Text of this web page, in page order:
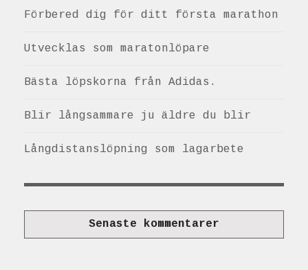
Förbered dig för ditt första marathon
Utvecklas som maratonlöpare
Bästa löpskorna från Adidas.
Blir långsammare ju äldre du blir
Långdistanslöpning som lagarbete
Senaste kommentarer